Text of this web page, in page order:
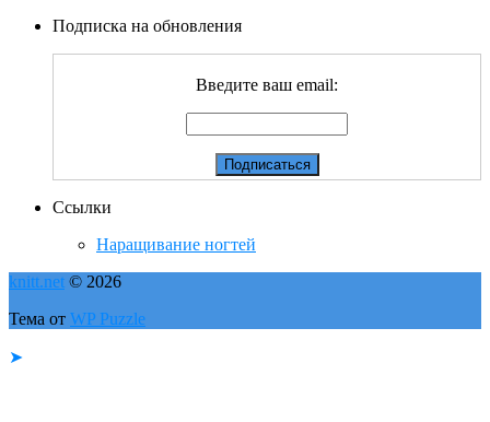
Подписка на обновления
Введите ваш email:
Ссылки
Наращивание ногтей
knitt.net © 2026
Тема от WP Puzzle
➤